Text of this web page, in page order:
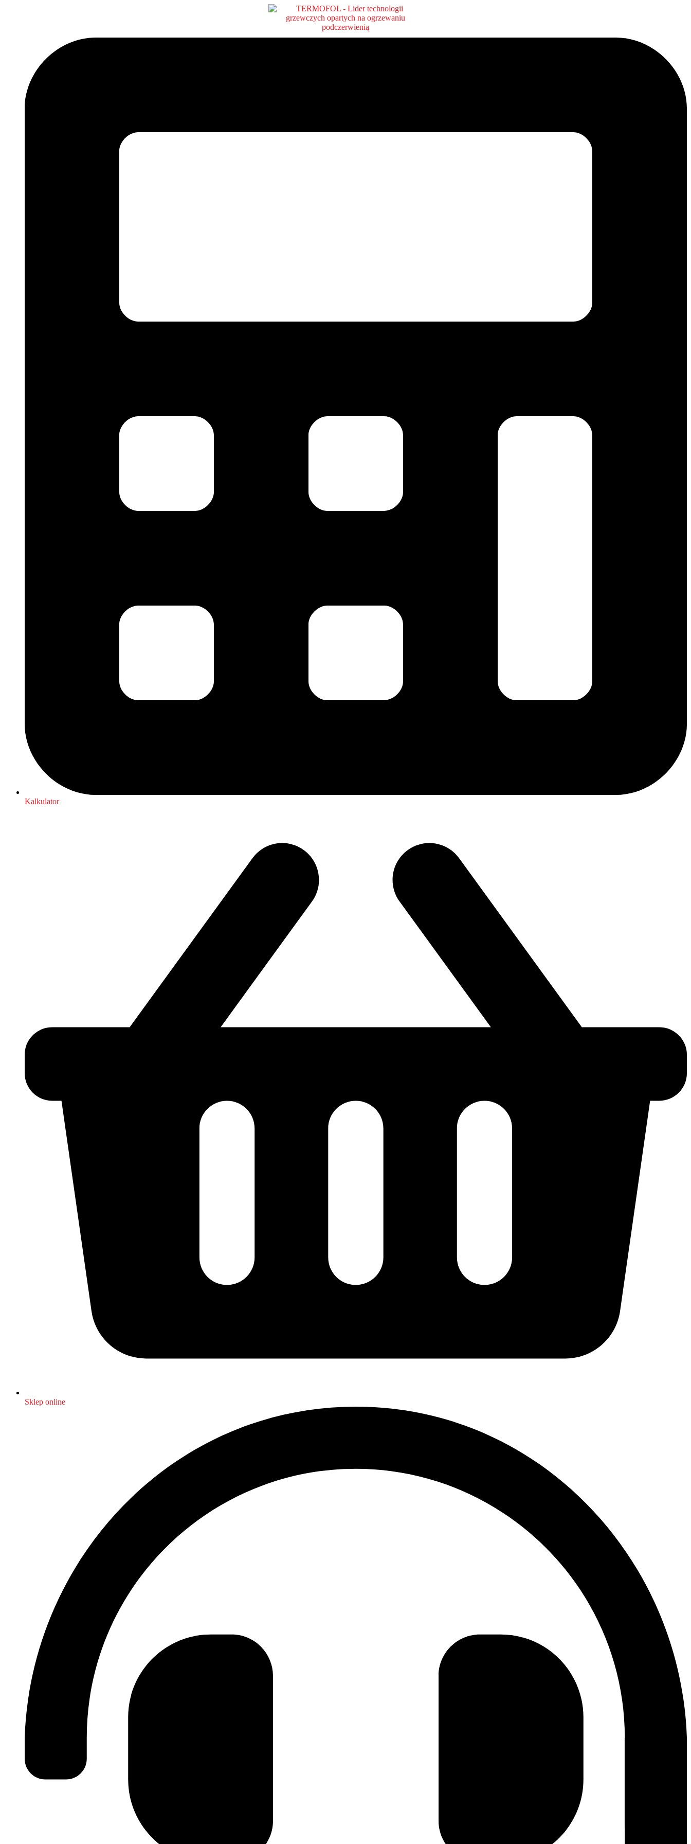
Kalkulator
Sklep online